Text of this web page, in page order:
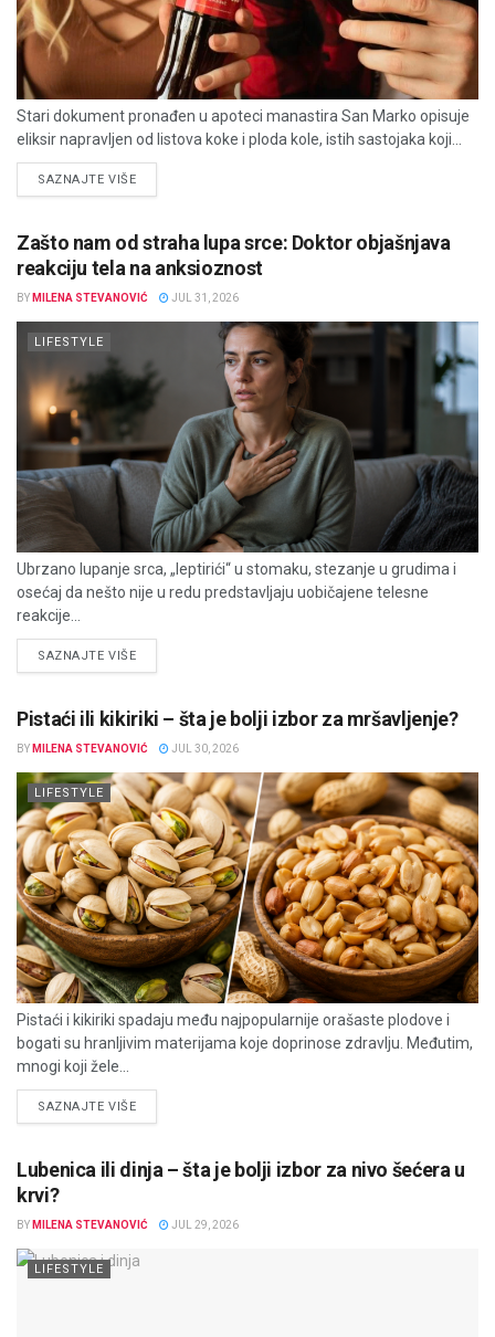
Stari dokument pronađen u apoteci manastira San Marko opisuje
eliksir napravljen od listova koke i ploda kole, istih sastojaka koji...
SAZNAJTE VIŠEDETAILS
Zašto nam od straha lupa srce: Doktor objašnjava
reakciju tela na anksioznost
BY MILENA STEVANOVIĆ JUL 31, 2026
LIFESTYLE
Ubrzano lupanje srca, „leptirići“ u stomaku, stezanje u grudima i
osećaj da nešto nije u redu predstavljaju uobičajene telesne
reakcije...
SAZNAJTE VIŠEDETAILS
Pistaći ili kikiriki – šta je bolji izbor za mršavljenje?
BY MILENA STEVANOVIĆ JUL 30, 2026
LIFESTYLE
Pistaći i kikiriki spadaju među najpopularnije orašaste plodove i
bogati su hranljivim materijama koje doprinose zdravlju. Međutim,
mnogi koji žele...
SAZNAJTE VIŠEDETAILS
Lubenica ili dinja – šta je bolji izbor za nivo šećera u
krvi?
BY MILENA STEVANOVIĆ JUL 29, 2026
LIFESTYLE